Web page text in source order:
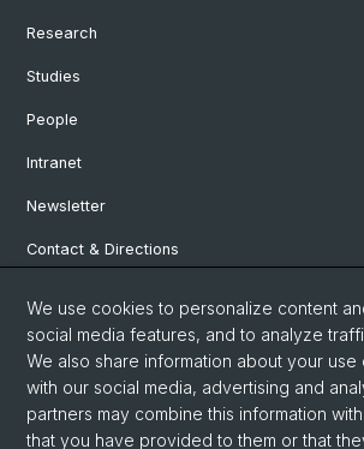
Research
Studies
People
Intranet
Newsletter
Contact & Directions
Social Media
Facebook
We use cookies to personalize content
social media features, and to analyze
We also share information about your
with our social media, advertising and
partners may combine this information
that you have provided to them or that